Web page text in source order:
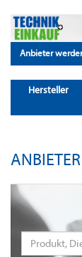
Anbieter
Hersteller